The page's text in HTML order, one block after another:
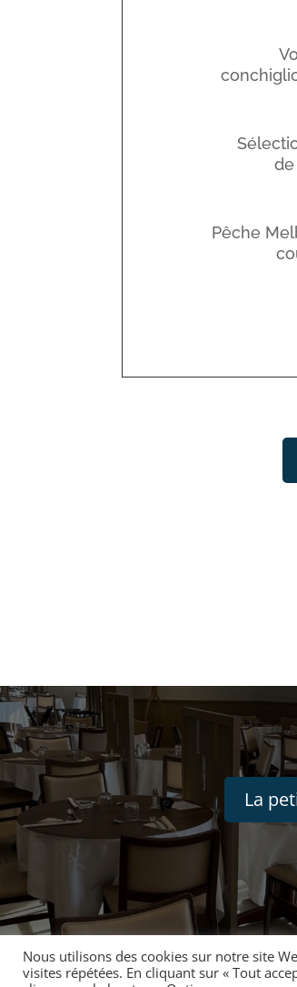
Pêche
La
Nous utilisons des cookies sur notre site
visites répétées. En cliquant sur « Tout